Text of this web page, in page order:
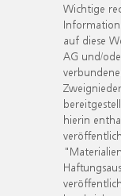
Wichtige
auf diese
AG und/
hierin